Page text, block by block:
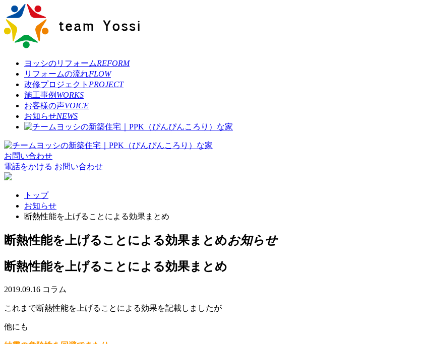
ヨッシのリフォームREFORM
リフォームの流れFLOW
改修プロジェクト PROJECT
施工事例 WORKS
お客様の声VOICE
お知らせNEWS
お問い合わせ
電話をかける お問い合わせ
トップ
お知らせ
断熱性能を上げることによる効果まとめ
断熱性能を上げることによる効果まとめお知らせ
断熱性能を上げることによる効果まとめ
2019.09.16 コラム
これまで断熱性能を上げることによる効果を記載しましたが
他にも